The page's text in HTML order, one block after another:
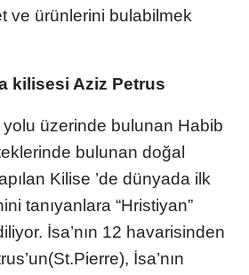
ve ürünlerini bulabilmek
kilisesi Aziz Petrus
üzerinde bulunan Habib
bulunan doğal
Kilise ’de dünyada ilk
tanıyanlara “Hristiyan”
İsa’nın 12 havarisinden
İsa’nın